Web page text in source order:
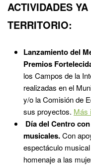
ACTIVIDADES
TERRITORIO:
Lanzamiento del
Premios
los Campos de la
realizadas en el
y/o la Comisión de
sus proyectos. Más
Día del Centro
musicales.Con
espectáculo
homenaje a las